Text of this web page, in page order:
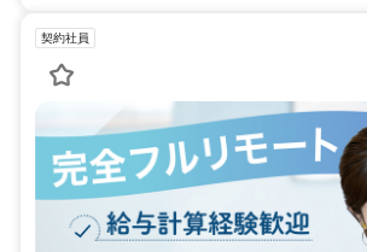
契約社員